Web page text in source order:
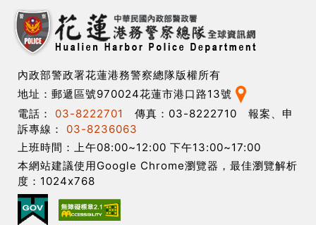
內政部警政署花蓮港務警察總隊版權所有
地址：郵遞區號970024花蓮市港口路13號
電話：
03-8222701
傳真：03-8222710 報案、申
訴專線：
03-8236063
上班時間：上午08:00~12:00 下午13:00~17:00
本網站建議使用Google Chrome瀏覽器，最佳瀏覽解析
度：1024x768